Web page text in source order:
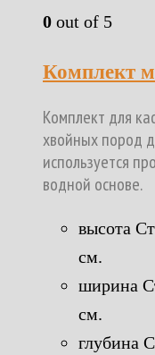
0 out of 5
Комплект
Комплект для
хвойных пород
используется
водной основе.
высота
см.
ширина
см.
глубина